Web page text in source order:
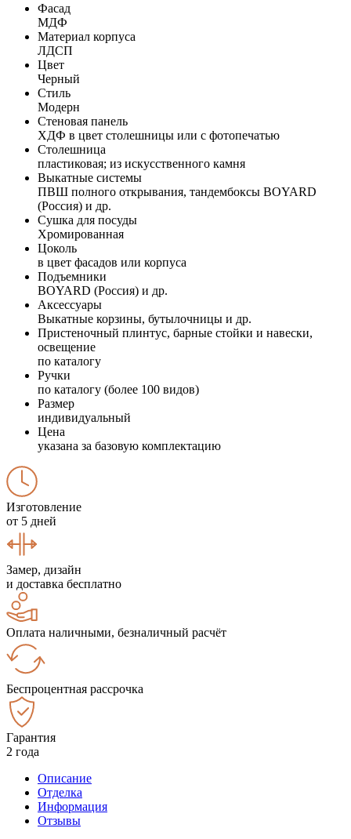
Фасад
МДФ
Материал корпуса
ЛДСП
Цвет
Черный
Стиль
Модерн
Стеновая панель
ХДФ в цвет столешницы или с фотопечатью
Столешница
пластиковая; из искусственного камня
Выкатные системы
ПВШ полного открывания, тандембоксы BOYARD
(Россия) и др.
Сушка для посуды
Хромированная
Цоколь
в цвет фасадов или корпуса
Подъемники
BOYARD (Россия) и др.
Аксессуары
Выкатные корзины, бутылочницы и др.
Пристеночный плинтус, барные стойки и навески,
освещение
по каталогу
Ручки
по каталогу (более 100 видов)
Размер
индивидуальный
Цена
указана за базовую комплектацию
Изготовление
от 5 дней
Замер, дизайн
и доставка бесплатно
Оплата наличными, безналичный расчёт
Беспроцентная рассрочка
Гарантия
2 года
Описание
Отделка
Информация
Отзывы